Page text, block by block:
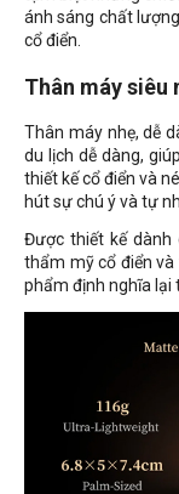
ánh sáng chất
cổ điển.
Thân máy siêu
Thân máy nhẹ, dễ
du lịch dễ dàng,
thiết kế cổ điển và
hút sự chú ý và tự
Được thiết kế dành
thẩm mỹ cổ điển và
phẩm định nghĩa lại